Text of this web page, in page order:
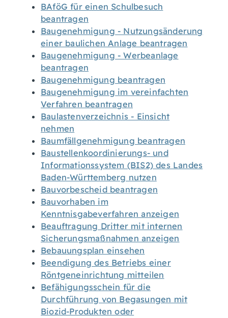
BAföG für einen Schulbesuch
beantragen
Baugenehmigung - Nutzungsänderung
einer baulichen Anlage beantragen
Baugenehmigung - Werbeanlage
beantragen
Baugenehmigung beantragen
Baugenehmigung im vereinfachten
Verfahren beantragen
Baulastenverzeichnis - Einsicht
nehmen
Baumfällgenehmigung beantragen
Baustellenkoordinierungs- und
Informationssystem (BIS2) des Landes
Baden-Württemberg nutzen
Bauvorbescheid beantragen
Bauvorhaben im
Kenntnisgabeverfahren anzeigen
Beauftragung Dritter mit internen
Sicherungsmaßnahmen anzeigen
Bebauungsplan einsehen
Beendigung des Betriebs einer
Röntgeneinrichtung mitteilen
Befähigungsschein für die
Durchführung von Begasungen mit
Biozid-Produkten oder